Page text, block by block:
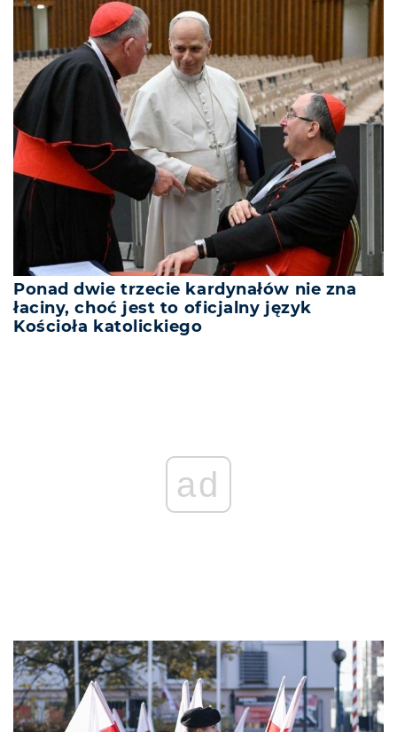
Ponad dwie trzecie kardynałów nie zna
łaciny, choć jest to oficjalny język
Kościoła katolickiego